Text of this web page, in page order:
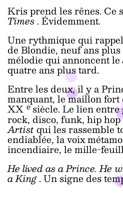
Kris prend les rênes. Ce
Times. Évidemment.
Une rythmique qui
de Blondie, neuf ans
mélodie qui annoncent le
quatre ans plus tard.
Entre les deux, il y a
manquant, le maillon
XX esiècle. Le lien entre
rock, disco, funk, hip hop
Artistqui les rassemble
endiablée, la voix
incendiaire, le mille-
He lived as a Prince. He
a King. Un signe des